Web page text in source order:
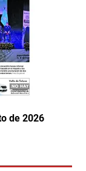
de 2026